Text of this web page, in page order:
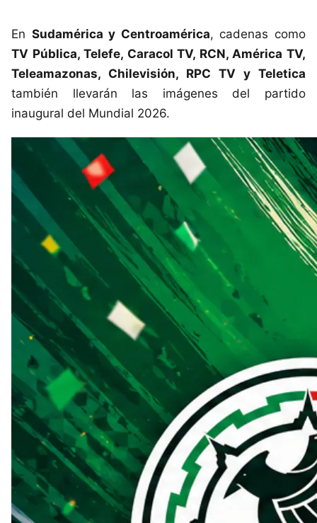
En Sudamérica y Centroamérica, cadenas como
TV Pública, Telefe, Caracol TV, RCN, América TV,
Teleamazonas, Chilevisión, RPC TV y Teletica
también llevarán las imágenes del partido
inaugural del Mundial 2026.